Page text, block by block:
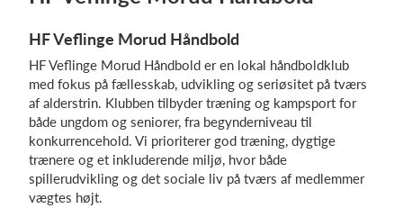
Kontingentopkrævning
Hjemmeside
Webshop
Billetsystem
Hvad koster det?
HF Veflinge Morud Håndbold
HF Veflinge Morud Håndbold er en lokal håndboldklub
med fokus på fællesskab, udvikling og seriøsitet på tværs
af alderstrin. Klubben tilbyder træning og kampsport for
både ungdom og seniorer, fra begynderniveau til
konkurrencehold. Vi prioriterer god træning, dygtige
trænere og et inkluderende miljø, hvor både
spillerudvikling og det sociale liv på tværs af medlemmer
vægtes højt.